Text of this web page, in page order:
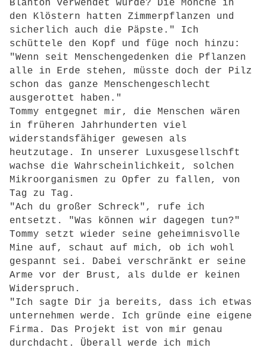
Blähton verwendet wurde? Die Mönche in
den Klöstern hatten Zimmerpflanzen und
sicherlich auch die Päpste." Ich
schüttele den Kopf und füge noch hinzu:
"Wenn seit Menschengedenken die Pflanzen
alle in Erde stehen, müsste doch der Pilz
schon das ganze Menschengeschlecht
ausgerottet haben."
Tommy entgegnet mir, die Menschen wären
in früheren Jahrhunderten viel
widerstandsfähiger gewesen als
heutzutage. In unserer Luxusgesellschft
wachse die Wahrscheinlichkeit, solchen
Mikroorganismen zu Opfer zu fallen, von
Tag zu Tag.
"Ach du großer Schreck", rufe ich
entsetzt. "Was können wir dagegen tun?"
Tommy setzt wieder seine geheimnisvolle
Mine auf, schaut auf mich, ob ich wohl
gespannt sei. Dabei verschränkt er seine
Arme vor der Brust, als dulde er keinen
Widerspruch.
"Ich sagte Dir ja bereits, dass ich etwas
unternehmen werde. Ich gründe eine eigene
Firma. Das Projekt ist von mir genau
durchdacht. Überall werde ich mich